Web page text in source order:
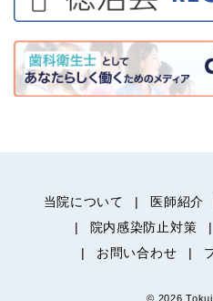
当院について 医師紹介
院内感染防止対策
お問い合わせ
© 2026